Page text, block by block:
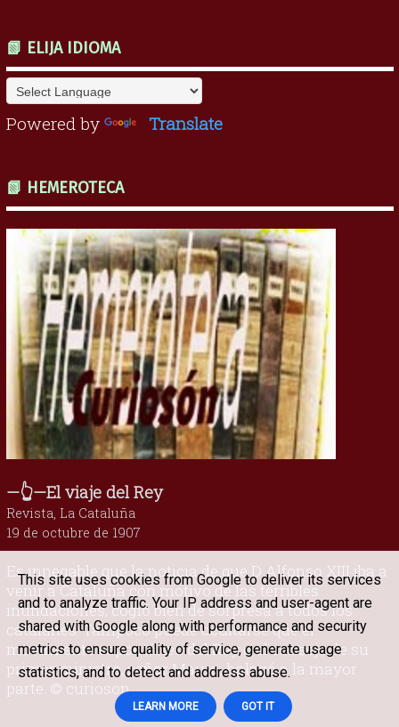
📗 ELIJA IDIOMA
Powered by Translate
📗 HEMEROTECA
—👆—El viaje del Rey
Revista, La Cataluña
19 de octubre de 1907
Es innegable que la noticia de que D Alfonso XIII iba a
venir a Cataluña con motivo de las terribles
inundaciones, cogió bien de sorpresa a todos los
catalanes. Tampoco puede ocultarse que el
movimiento espontáneo del Rey o el consejo de su
primer ministro, señor Maura, halagó a la mayor
parte. © curioson
This site uses cookies from Google to deliver its services
and to analyze traffic. Your IP address and user-agent are
shared with Google along with performance and security
metrics to ensure quality of service, generate usage
statistics, and to detect and address abuse.
LEARN MORE GOT IT